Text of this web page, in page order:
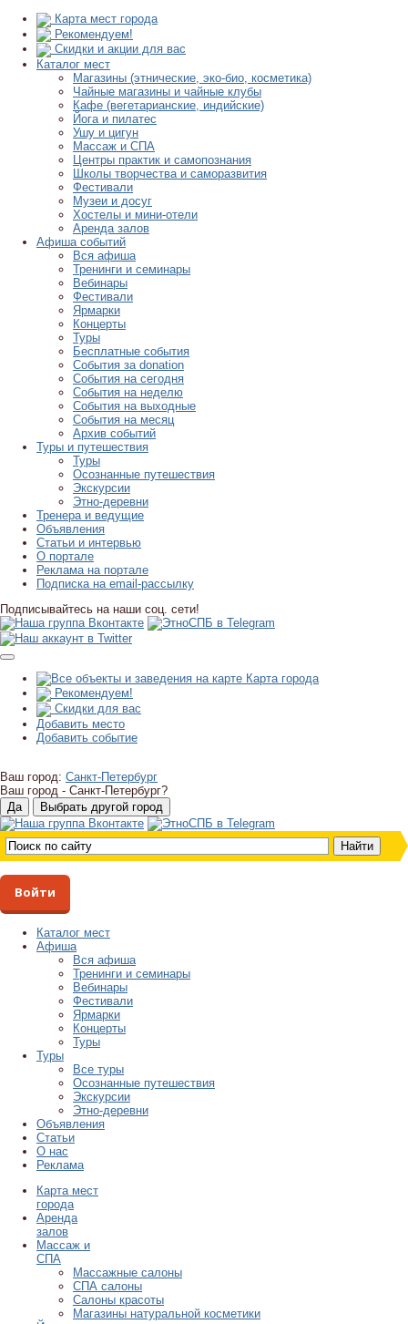
Карта мест города
Рекомендуем!
Скидки и акции для вас
Каталог мест
Магазины (этнические, эко-био, косметика)
Чайные магазины и чайные клубы
Кафе (вегетарианские, индийские)
Йога и пилатес
Ушу и цигун
Массаж и СПА
Центры практик и самопознания
Школы творчества и саморазвития
Фестивали
Музеи и досуг
Хостелы и мини-отели
Аренда залов
Афиша событий
Вся афиша
Тренинги и семинары
Вебинары
Фестивали
Ярмарки
Концерты
Туры
Бесплатные события
События за donation
События на сегодня
События на неделю
События на выходные
События на месяц
Архив событий
Туры и путешествия
Туры
Осознанные путешествия
Экскурсии
Этно-деревни
Тренера и ведущие
Объявления
Статьи и интервью
О портале
Реклама на портале
Подписка на email-рассылку
Подписывайтесь на наши соц. сети!
Карта города
Рекомендуем!
Скидки для вас
Добавить место
Добавить событие
Ваш город: Санкт-Петербург
Ваш город - Санкт-Петербург?
Войти
Каталог мест
Афиша
Вся афиша
Тренинги и семинары
Вебинары
Фестивали
Ярмарки
Концерты
Туры
Туры
Все туры
Осознанные путешествия
Экскурсии
Этно-деревни
Объявления
Статьи
О нас
Реклама
Карта мест
города
Аренда
залов
Массаж и
СПА
Массажные салоны
СПА салоны
Салоны красоты
Магазины натуральной косметики